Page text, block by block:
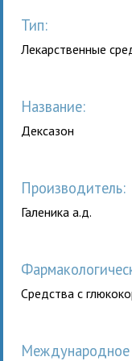
Тип:
Лекарственные
Название:
Дексазон
Производитель:
Галеника а.д.
Средства с